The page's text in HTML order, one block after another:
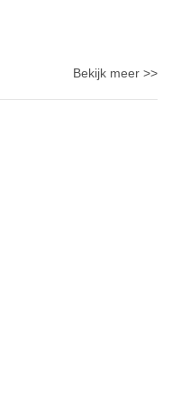
Bekijk meer >>